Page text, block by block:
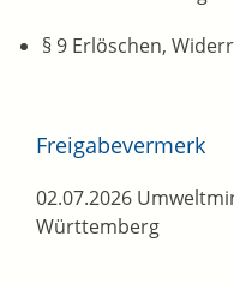
§ 9 Erlöschen,
Freigabevermerk
02.07.2026
Württemberg